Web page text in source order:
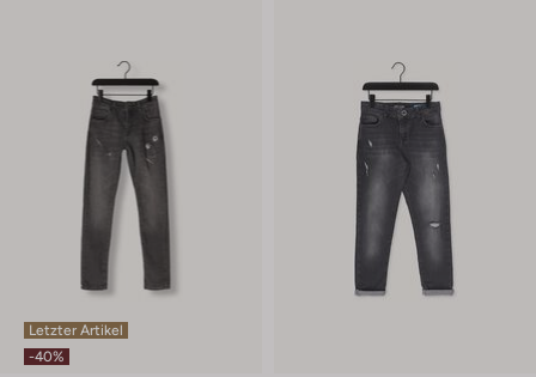
Letzter Artikel
-40%